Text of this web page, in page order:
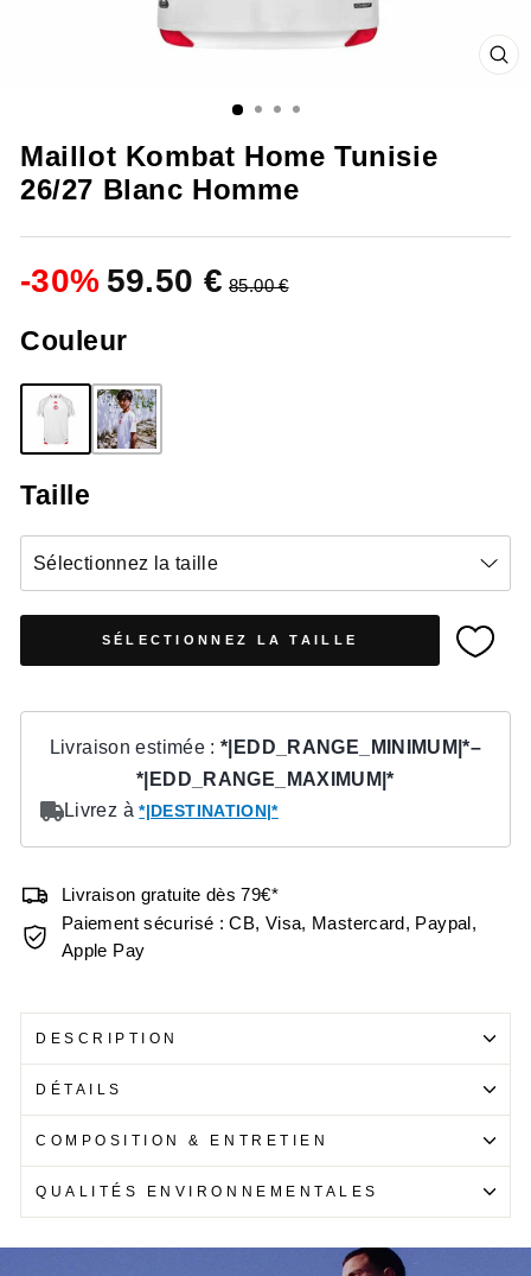
Maillot Kombat Home Tunisie
26/27 Blanc Homme
-30% 59.50 € 85.00 €
Couleur
Taille
Sélectionnez la taille
SÉLECTIONNEZ LA TAILLE
Livraison gratuite dès 79€*
Paiement sécurisé : CB, Visa, Mastercard, Paypal,
Apple Pay
DESCRIPTION
DÉTAILS
COMPOSITION & ENTRETIEN
QUALITÉS ENVIRONNEMENTALES